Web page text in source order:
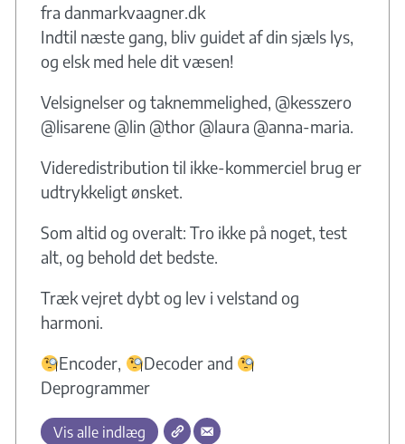
fra danmarkvaagner.dk
Indtil næste gang, bliv guidet af din sjæls lys,
og elsk med hele dit væsen!
Velsignelser og taknemmelighed, @kesszero
@lisarene @lin @thor @laura @anna-maria.
Videredistribution til ikke-kommerciel brug er
udtrykkeligt ønsket.
Som altid og overalt: Tro ikke på noget, test
alt, og behold det bedste.
Træk vejret dybt og lev i velstand og
harmoni.
Encoder,
Decoder and
Deprogrammer
Vis alle indlæg